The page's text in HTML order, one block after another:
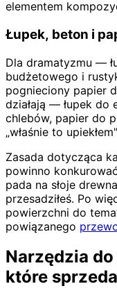
elementem
Łupek, beton i
Dla dramatyzmu —
budżetowego i
pognieciony papier
działają — łupek do
chlebów, papier do
„właśnie to
Zasada dotycząca
powinno
pada na słoje
przesadziłeś. Po
powierzchni do
powiązanego
Narzędzia
które